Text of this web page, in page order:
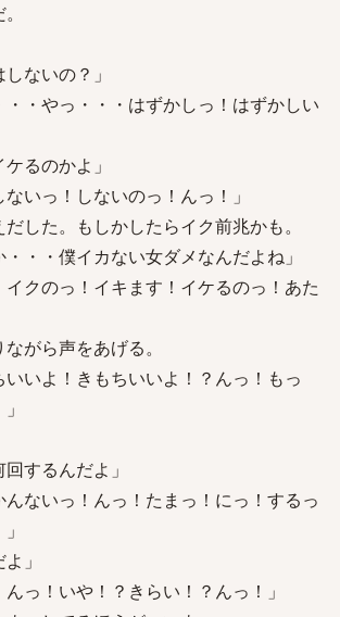
ないの？」
・・やっ・・・はずかしっ！はずかしい
るのかよ」
いっ！しないのっ！んっ！」
した。もしかしたらイク前兆かも。
・・僕イカない女ダメなんだよね」
イクのっ！イキます！イケるのっ！あた
がら声をあげる。
いいよ！きもちいいよ！？んっ！もっ
するんだよ」
んないっ！んっ！たまっ！にっ！するっ
」
っ！いや！？きらい！？んっ！」